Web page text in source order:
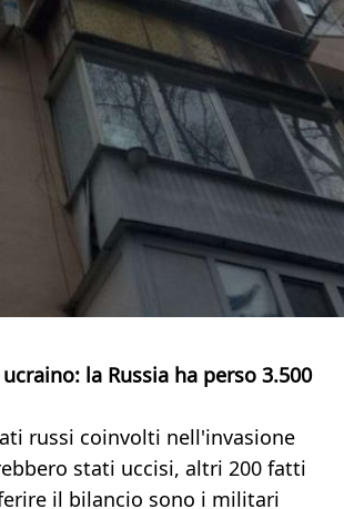
la Russia ha perso 3.500
russi coinvolti nell'invasione
stati uccisi, altri 200 fatti
il bilancio sono i militari